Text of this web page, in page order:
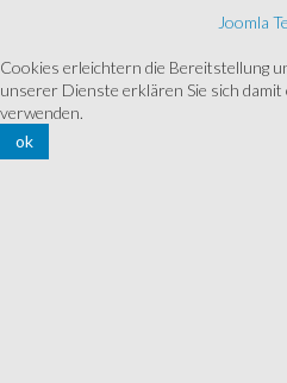
Joomla
Cookies erleichtern die Bereitstellung
unserer Dienste erklären Sie sich
verwenden.
ok